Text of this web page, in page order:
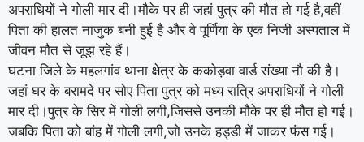
अपराधियों ने गोली मार दी।मौके पर ही जहां पुत्र की मौत हो गई है,वहीं
पिता की हालत नाजुक बनी हुई है और वे पूर्णिया के एक निजी अस्पताल में
जीवन मौत से जूझ रहे हैं।
घटना जिले के महलगांव थाना क्षेत्र के ककोड़वा वार्ड संख्या नौ की है।
जहां घर के बरामदे पर सोए पिता पुत्र को मध्य रात्रि अपराधियों ने गोली
मार दी।पुत्र के सिर में गोली लगी,जिससे उनकी मौके पर ही मौत हो गई।
जबकि पिता को बांह में गोली लगी,जो उनके हड्डी में जाकर फंस गई।